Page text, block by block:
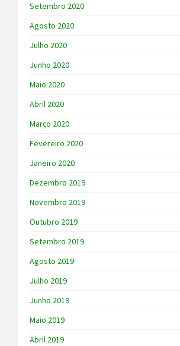
Setembro 2020
Agosto 2020
Julho 2020
Junho 2020
Maio 2020
Abril 2020
Março 2020
Fevereiro 2020
Janeiro 2020
Dezembro 2019
Novembro 2019
Outubro 2019
Setembro 2019
Agosto 2019
Julho 2019
Junho 2019
Maio 2019
Abril 2019